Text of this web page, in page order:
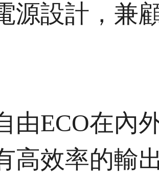
源設計，兼
由ECO在內
高效率的輸